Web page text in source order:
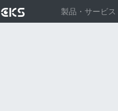
製品・サービス